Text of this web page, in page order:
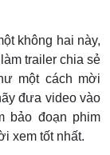
không hai này,
trailer chia sẻ
một cách mời
đưa video vào
bảo đoạn phim
xem tốt nhất.